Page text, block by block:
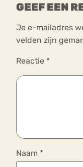
GEEF EEN
Je e-mailadres
velden zijn
Reactie *
Naam *